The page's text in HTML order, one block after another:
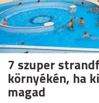
7 szuper
környékén, ha
magad